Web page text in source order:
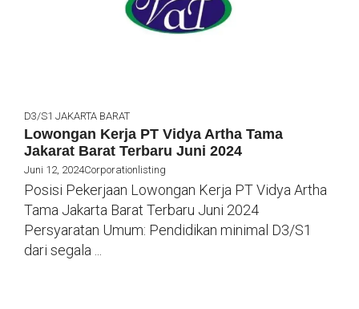
D3/S1 JAKARTA BARAT
Lowongan Kerja PT Vidya Artha Tama
Jakarat Barat Terbaru Juni 2024
Juni 12, 2024Corporationlisting
Posisi Pekerjaan Lowongan Kerja PT Vidya Artha
Tama Jakarta Barat Terbaru Juni 2024
Persyaratan Umum: Pendidikan minimal D3/S1
dari segala ...